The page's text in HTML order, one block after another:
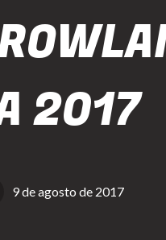
2017
9 de agosto de 2017